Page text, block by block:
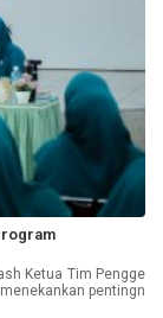
Ketua Tim Pengge
pentingn